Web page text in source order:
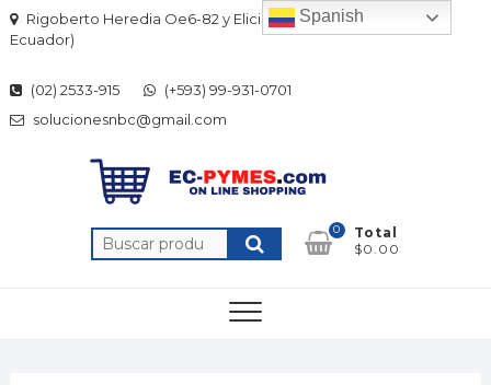
Skip
to
Rigoberto Heredia Oe6-82 y Elicio Flor (Quito-
Ecuador)
(02) 2533-915
(+593) 99-931-0701
solucionesnbc@gmail.com
Buscar
por:
0
Total
$0.00
Spanish